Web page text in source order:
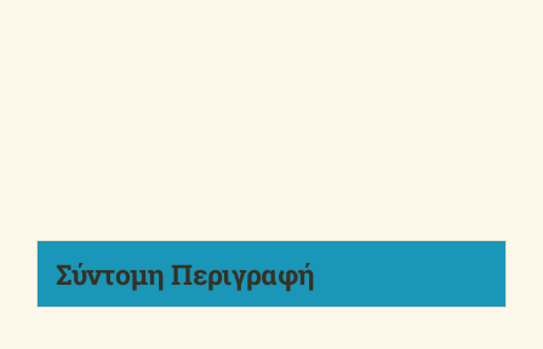
Σύντομη Περιγραφή